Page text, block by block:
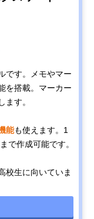
です。メモやマー
を搭載。マーカー
す。
能も使えます。1
で作成可能です。
校生に向いていま